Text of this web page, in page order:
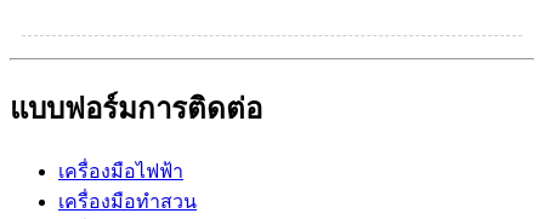
แบบฟอร์มการติดต่อ
เครื่องมือไฟฟ้า
เครื่องมือทำสวน